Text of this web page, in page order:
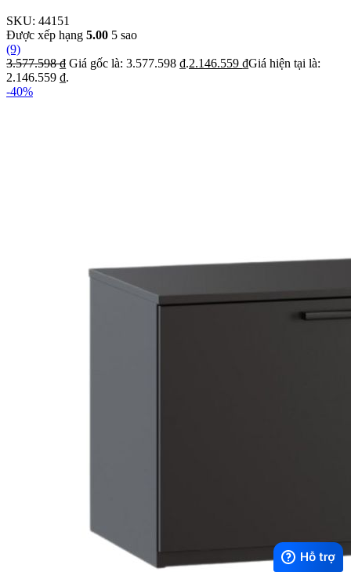
SKU: 44151
Được xếp hạng 5.00 5 sao
(9)
3.577.598₫ Giá gốc là: 3.577.598 ₫.2.146.559 ₫Giá hiện tại là:
2.146.559 ₫.
-40%